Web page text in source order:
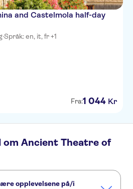
and Castelmola half-day
·Språk: en, it, fr +1
Fra:1 044 Kr
om Ancient Theatre of
opplevelsene på/i